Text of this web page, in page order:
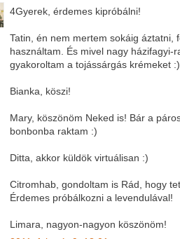
4Gyerek, érdemes kipróbálni!
Tatin, én nem mertem sokáig áztatni,
használtam. És mivel nagy házifagyi-
gyakoroltam a tojássárgás krémeket :)
Bianka, köszi!
Mary, köszönöm Neked is! Bár a
bonbonba raktam :)
Ditta, akkor küldök virtuálisan :)
Citromhab, gondoltam is Rád, hogy
Érdemes próbálkozni a levendulával!
Limara, nagyon-nagyon köszönöm!